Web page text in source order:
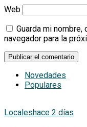
Web
Guarda mi
navegador para la
Novedades
Populares
Localeshace 2 días